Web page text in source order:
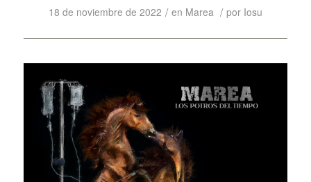
18 de noviembre de 2022 / en Marea / por Iosu